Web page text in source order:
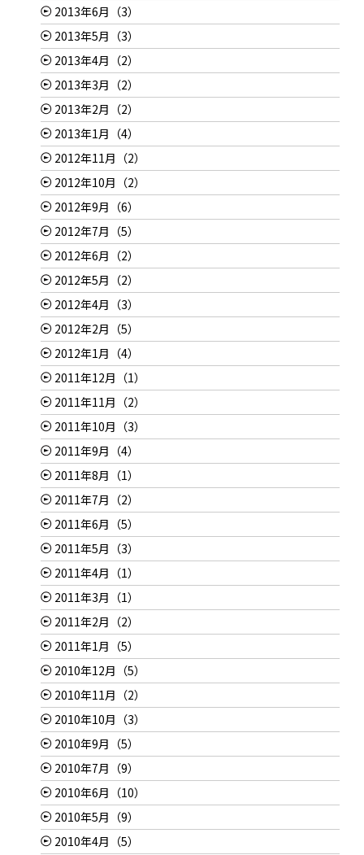
2013年6月（3）
2013年5月（3）
2013年4月（2）
2013年3月（2）
2013年2月（2）
2013年1月（4）
2012年11月（2）
2012年10月（2）
2012年9月（6）
2012年7月（5）
2012年6月（2）
2012年5月（2）
2012年4月（3）
2012年2月（5）
2012年1月（4）
2011年12月（1）
2011年11月（2）
2011年10月（3）
2011年9月（4）
2011年8月（1）
2011年7月（2）
2011年6月（5）
2011年5月（3）
2011年4月（1）
2011年3月（1）
2011年2月（2）
2011年1月（5）
2010年12月（5）
2010年11月（2）
2010年10月（3）
2010年9月（5）
2010年7月（9）
2010年6月（10）
2010年5月（9）
2010年4月（5）